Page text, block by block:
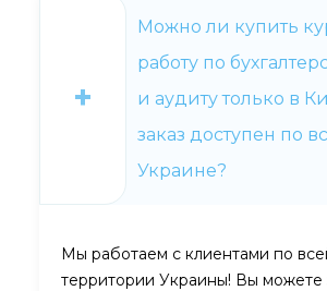
Можно ли купить
работу по
и аудиту только в
заказ доступен по
Украине?
Мы работаем с клиентами по
территории Украины! Вы можете